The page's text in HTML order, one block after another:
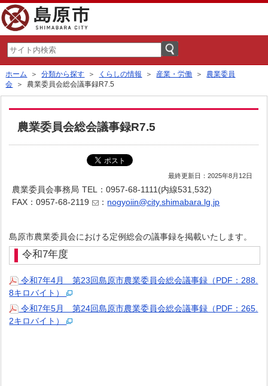
ホーム ＞分類から探す ＞ くらしの情報 ＞ 産業・労働 ＞ 農業委員
会 ＞ 農業委員会総会議事録R7.5
農業委員会総会議事録R7.5
最終更新日：2025年8月12日
農業委員会事務局 TEL：0957-68-1111(内線531,532)
FAX：0957-68-2119
： nogyoiin@city.shimabara.lg.jp
島原市農業委員会における定例総会の議事録を掲載いたします。
令和7年度
令和7年4月 第23回島原市農業委員会総会議事録（PDF：288.
8キロバイト）
令和7年5月 第24回島原市農業委員会総会議事録（PDF：265.
2キロバイト）